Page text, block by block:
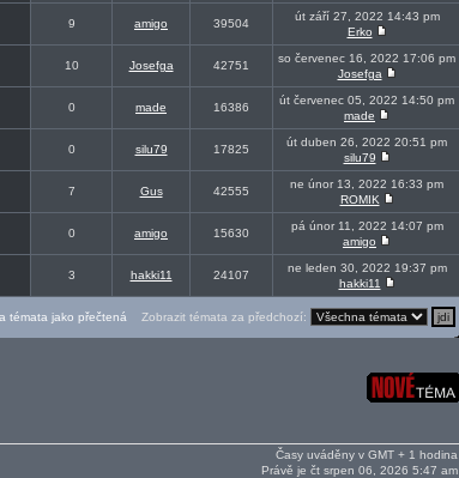
9 amigo 39504
út září 27, 2022 14:43 pm
Erko
10 Josefga 42751
so červenec 16, 2022 17:06 pm
Josefga
0 made 16386
út červenec 05, 2022 14:50 pm
made
0 silu79 17825
út duben 26, 2022 20:51 pm
silu79
7 Gus 42555
ne únor 13, 2022 16:33 pm
ROMIK
0 amigo 15630
pá únor 11, 2022 14:07 pm
amigo
3 hakki11 24107
ne leden 30, 2022 19:37 pm
hakki11
témata jako přečtená Zobrazit témata za předchozí:
Časy uváděny v GMT + 1 hodina
Právě je čt srpen 06, 2026 5:47 am